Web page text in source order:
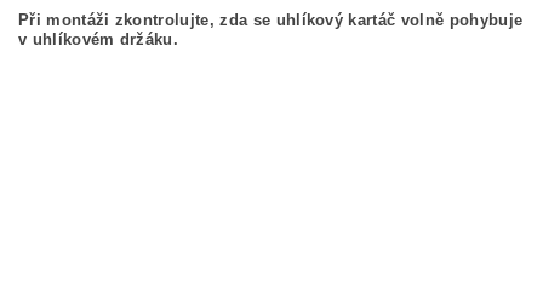
Při montáži zkontrolujte, zda se uhlíkový kartáč volně pohybuje
v uhlíkovém držáku.